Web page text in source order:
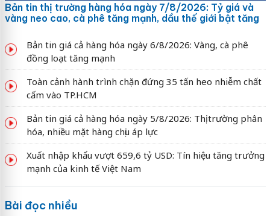
Bản tin thị trường hàng hóa ngày 7/8/2026: Tỷ giá và
vàng neo cao, cà phê tăng mạnh, dầu thế giới bật tăng
Bản tin giá cả hàng hóa ngày 6/8/2026: Vàng, cà phê
đồng loạt tăng mạnh
Toàn cảnh hành trình chặn đứng 35 tấn heo nhiễm chất
cấm vào TP.HCM
Bản tin giá cả hàng hóa ngày 5/8/2026: Thị trường phân
hóa, nhiều mặt hàng chịu áp lực
Xuất nhập khẩu vượt 659,6 tỷ USD: Tín hiệu tăng trưởng
mạnh của kinh tế Việt Nam
Bài đọc nhiều